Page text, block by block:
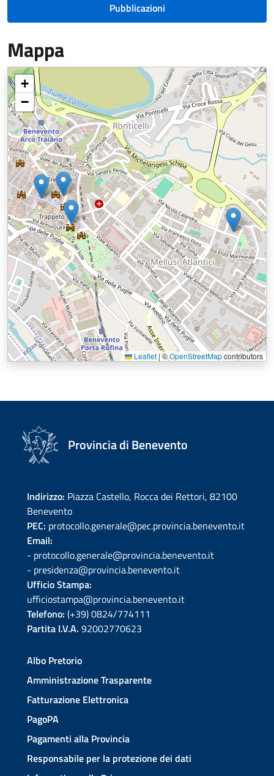
Pubblicazioni
Mappa
+
−
Leaflet |©OpenStreetMapcontributors
Provincia di Benevento
Indirizzo: Piazza Castello, Rocca dei Rettori, 82100
Benevento
PEC: protocollo.generale@pec.provincia.benevento.it
Email:
- protocollo.generale@provincia.benevento.it
- presidenza@provincia.benevento.it
Ufficio Stampa:
ufficiostampa@provincia.benevento.it
Telefono: (+39) 0824/774111
Partita I.V.A. 92002770623
Albo Pretorio
Amministrazione Trasparente
Fatturazione Elettronica
PagoPA
Pagamenti alla Provincia
Responsabile per la protezione dei dati